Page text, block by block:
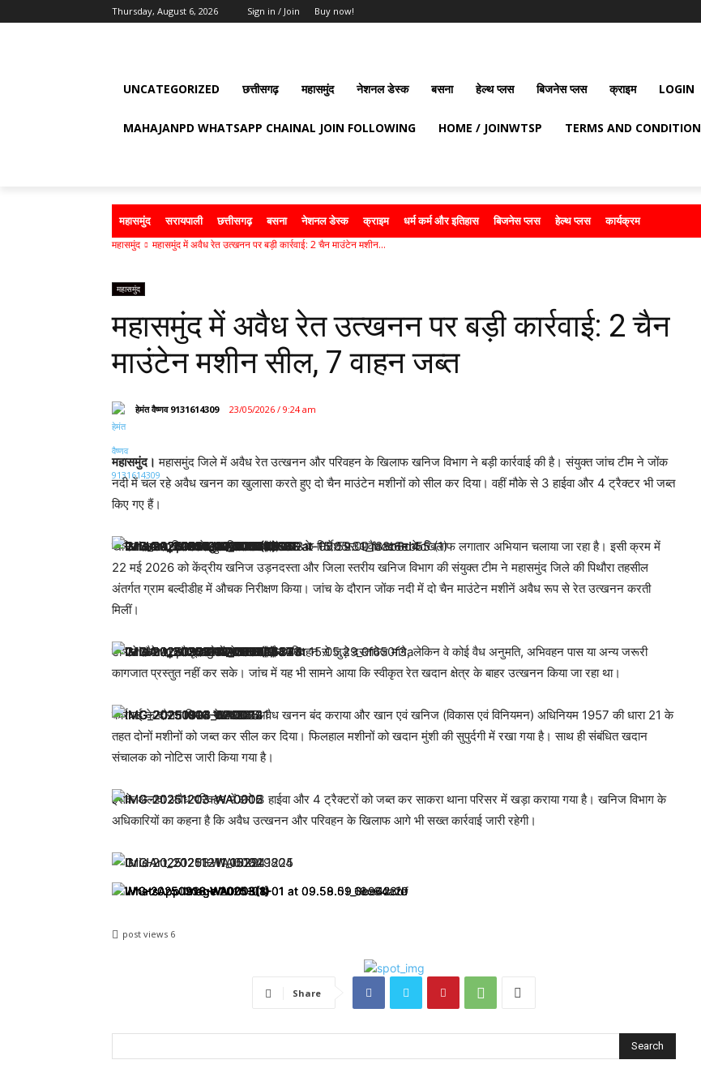
Thursday, August 6, 2026 Sign in / Join Buy now!
UNCATEGORIZED छत्तीसगढ़ महासमुंद नेशनल डेस्क बसना हेल्थ प्लस बिजनेस प्लस क्राइम LOGIN
MAHAJANPD WHATSAPP CHAINAL JOIN FOLLOWING HOME / JOINWTSP TERMS AND CONDITION
महासमुंद सरायपाली छत्तीसगढ़ बसना नेशनल डेस्क क्राइम धर्म कर्म और इतिहास बिजनेस प्लस हेल्थ प्लस कार्यक्रम
महासमुंद महासमुंद में अवैध रेत उत्खनन पर बड़ी कार्रवाई: 2 चैन माउंटेन मशीन...
महासमुंद
महासमुंद में अवैध रेत उत्खनन पर बड़ी कार्रवाई: 2 चैन
माउंटेन मशीन सील, 7 वाहन जब्त
हेमंत वैष्णव 9131614309 23/05/2026 / 9:24 am
महासमुंद। महासमुंद जिले में अवैध रेत उत्खनन और परिवहन के खिलाफ खनिज विभाग ने बड़ी कार्रवाई की है। संयुक्त जांच टीम ने जोंक
नदी में चल रहे अवैध खनन का खुलासा करते हुए दो चैन माउंटेन मशीनों को सील कर दिया। वहीं मौके से 3 हाईवा और 4 ट्रैक्टर भी जब्त
किए गए हैं।
खनिज साधन विभाग के मुताबिक राज्य सरकार के निर्देश पर अवैध खनन के खिलाफ लगातार अभियान चलाया जा रहा है। इसी क्रम में
22 मई 2026 को केंद्रीय खनिज उड़नदस्ता और जिला स्तरीय खनिज विभाग की संयुक्त टीम ने महासमुंद जिले की पिथौरा तहसील
अंतर्गत ग्राम बल्दीडीह में औचक निरीक्षण किया। जांच के दौरान जोंक नदी में दो चैन माउंटेन मशीनें अवैध रूप से रेत उत्खनन करती
मिलीं।
टीम ने मौके पर मौजूद लोगों से खनन और परिवहन से जुड़े दस्तावेज मांगे, लेकिन वे कोई वैध अनुमति, अभिवहन पास या अन्य जरूरी
कागजात प्रस्तुत नहीं कर सके। जांच में यह भी सामने आया कि स्वीकृत रेत खदान क्षेत्र के बाहर उत्खनन किया जा रहा था।
कार्रवाई के दौरान विभाग ने तत्काल अवैध खनन बंद कराया और खान एवं खनिज (विकास एवं विनियमन) अधिनियम 1957 की धारा 21 के
तहत दोनों मशीनों को जब्त कर सील कर दिया। फिलहाल मशीनों को खदान मुंशी की सुपुर्दगी में रखा गया है। साथ ही संबंधित खदान
संचालक को नोटिस जारी किया गया है।
इसके अलावा अवैध परिवहन में लगे 3 हाईवा और 4 ट्रैक्टरों को जब्त कर साकरा थाना परिसर में खड़ा कराया गया है। खनिज विभाग के
अधिकारियों का कहना है कि अवैध उत्खनन और परिवहन के खिलाफ आगे भी सख्त कार्रवाई जारी रहेगी।
post views 6
Share
Search